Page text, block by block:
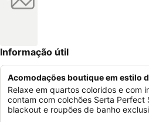
Informação útil
Acomodações boutique em estilo
Relaxe em quartos coloridos e com
contam com colchões Serta Perfect
blackout e roupões de banho